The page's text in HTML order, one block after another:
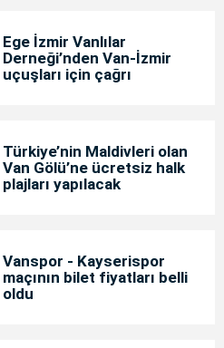
Ege İzmir Vanlılar
Derneği’nden Van-İzmir
uçuşları için çağrı
Türkiye’nin Maldivleri olan
Van Gölü’ne ücretsiz halk
plajları yapılacak
Vanspor - Kayserispor
maçının bilet fiyatları belli
oldu